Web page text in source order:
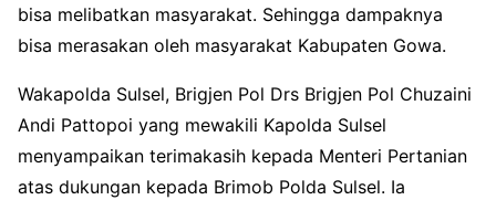
bisa melibatkan masyarakat. Sehingga dampaknya
bisa merasakan oleh masyarakat Kabupaten Gowa.
Wakapolda Sulsel, Brigjen Pol Drs Brigjen Pol Chuzaini
Andi Pattopoi yang mewakili Kapolda Sulsel
menyampaikan terimakasih kepada Menteri Pertanian
atas dukungan kepada Brimob Polda Sulsel. Ia